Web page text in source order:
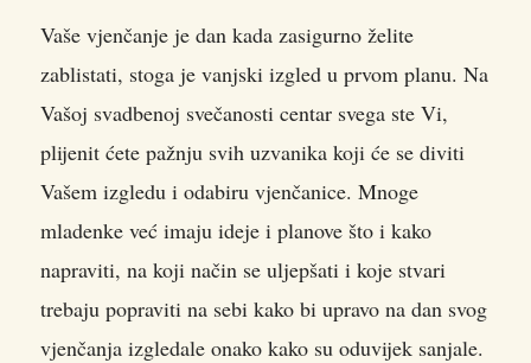
Vaše vjenčanje je dan kada zasigurno želite
zablistati, stoga je vanjski izgled u prvom planu. Na
Vašoj svadbenoj svečanosti centar svega ste Vi,
plijenit ćete pažnju svih uzvanika koji će se diviti
Vašem izgledu i odabiru vjenčanice. Mnoge
mladenke već imaju ideje i planove što i kako
napraviti, na koji način se uljepšati i koje stvari
trebaju popraviti na sebi kako bi upravo na dan svog
vjenčanja izgledale onako kako su oduvijek sanjale.